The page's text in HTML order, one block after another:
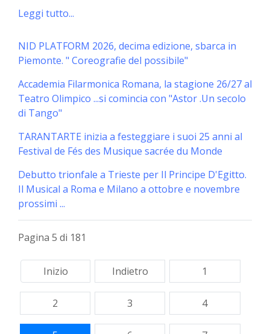
Leggi tutto...
NID PLATFORM 2026, decima edizione, sbarca in
Piemonte. " Coreografie del possibile"
Accademia Filarmonica Romana, la stagione 26/27 al
Teatro Olimpico ...si comincia con "Astor .Un secolo
di Tango"
TARANTARTE inizia a festeggiare i suoi 25 anni al
Festival de Fés des Musique sacrée du Monde
Debutto trionfale a Trieste per Il Principe D'Egitto.
Il Musical a Roma e Milano a ottobre e novembre
prossimi ...
Pagina 5 di 181
Inizio Indietro 1
2 3 4